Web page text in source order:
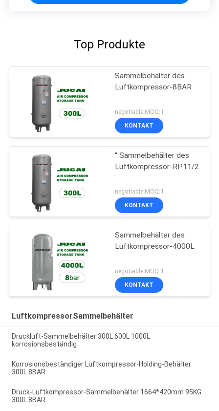
Top Produkte
Sammelbehälter des
Luftkompressor-8BAR
negotiable MOQ:1
KONTAKT
“ Sammelbehälter des
Luftkompressor-RP11/2
negotiable MOQ:1
KONTAKT
Sammelbehälter des
Luftkompressor-4000L
negotiable MOQ:1
KONTAKT
LuftkompressorSammelbehälter
Druckluft-Sammelbehälter 300L 600L 1000L
korrosionsbeständig
Korrosionsbeständiger Luftkompressor-Holding-Behälter
300L 8BAR
Druck-Luftkompressor-Sammelbehälter 1664*420mm 95KG
300L 8BAR